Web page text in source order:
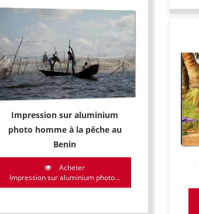
Impression sur aluminium
photo homme à la pêche au
Benin
Acheter
Impression sur aluminium photo...